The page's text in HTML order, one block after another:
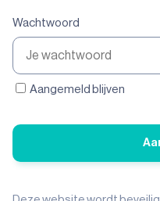
Wachtwoord
Aangemeld blijven